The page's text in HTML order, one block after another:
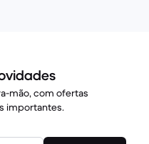
mão, com ofertas
importantes.